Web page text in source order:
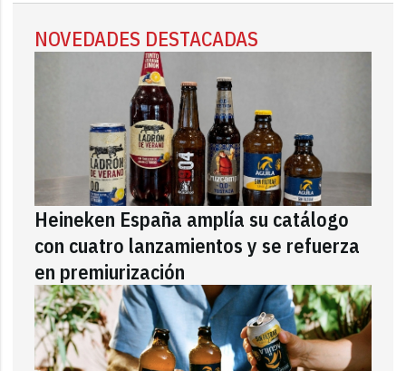
NOVEDADES DESTACADAS
Heineken España amplía su catálogo
con cuatro lanzamientos y se refuerza
en premiurización